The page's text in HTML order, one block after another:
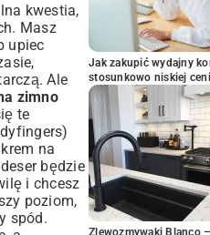
kwestia,
Masz
upiec
Ale
zimno
te
na
będzie
i chcesz
poziom,
spód.
Jak zakupić wydajny
stosunkowo niskiej
Zlewozmywaki Blanco